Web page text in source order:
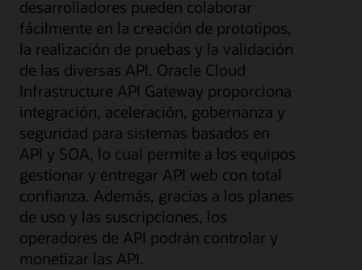
desarrolladores pueden colaborar
fácilmente en la creación de prototipos,
la realización de pruebas y la validación
de las diversas API. Oracle Cloud
Infrastructure API Gateway proporciona
integración, aceleración, gobernanza y
seguridad para sistemas basados en
API y SOA, lo cual permite a los equipos
gestionar y entregar API web con total
confianza. Además, gracias a los planes
de uso y las suscripciones, los
operadores de API podrán controlar y
monetizar las API.